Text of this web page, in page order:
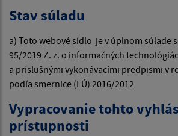
Stav súladu
a) Toto webové sídlo je v úplnom súlade
95/2019 Z. z. o informačných
a príslušnými vykonávacími predpismi v
podľa smernice (EÚ) 2016/2012
Vypracovanie tohto
prístupnosti